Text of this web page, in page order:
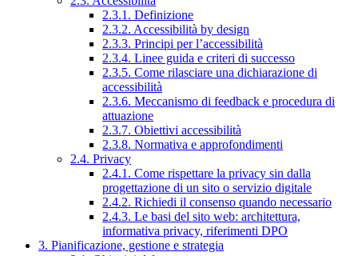
2.3.1. Definizione
2.3.2. Accessibilità by design
2.3.3. Principi per l’accessibilità
2.3.4. Linee guida e criteri di successo
2.3.5. Come rilasciare una dichiarazione di
accessibilità
2.3.6. Meccanismo di feedback e procedura di
attuazione
2.3.7. Obiettivi accessibilità
2.3.8. Normativa e approfondimenti
2.4. Privacy
2.4.1. Come rispettare la privacy sin dalla
progettazione di un sito o servizio digitale
2.4.2. Richiedi il consenso quando necessario
2.4.3. Le basi del sito web: architettura,
informativa privacy, riferimenti DPO
3. Pianificazione, gestione e strategia